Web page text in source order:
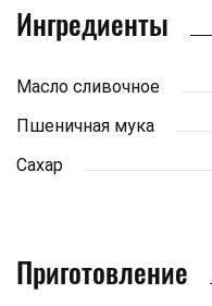
Ингредиенты
Масло сливочное
Пшеничная мука
Сахар
Приготовление